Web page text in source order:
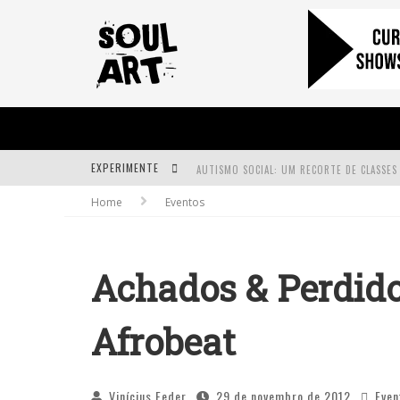
EXPERIMENTE
A SUBIDA DA RAMPA É DIFERENTE!
Home Eventos
Achados &
Afrobeat
Vinícius Feder 29 de novembro de 2012